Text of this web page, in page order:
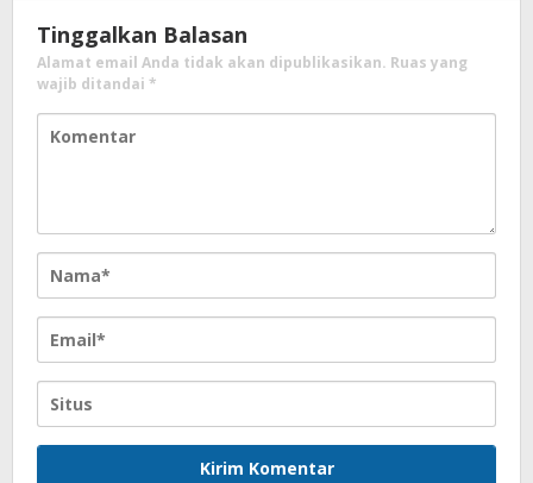
Tinggalkan Balasan
Alamat email Anda tidak akan dipublikasikan. Ruas yang
wajib ditandai *